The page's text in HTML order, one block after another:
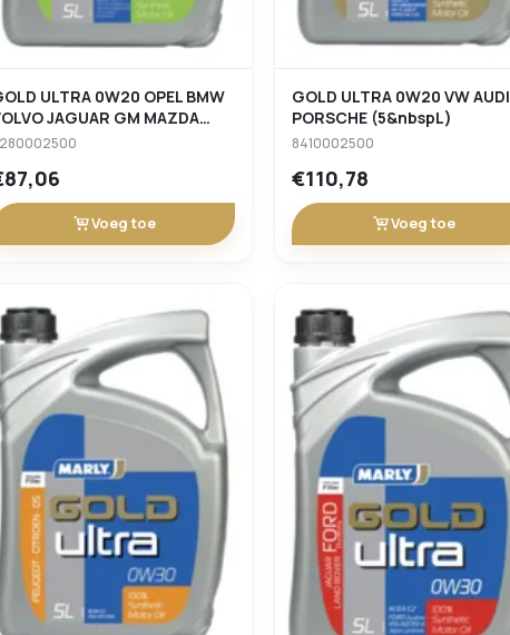
ULTRA 0W20 OPEL BMW
JAGUAR GM MAZDA
Voeg toe
GOLD ULTRA 0W20 VW AUDI
PORSCHE (5&nbspL)
8410002500
€110,78
Voeg toe